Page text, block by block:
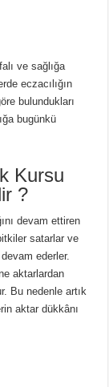
ve sağlığa
eczacılığın
bulundukları
bugünkü
Kursu
?
devam ettiren
satarlar ve
ederler.
aktarlardan
Bu nedenle artık
aktar dükkânı